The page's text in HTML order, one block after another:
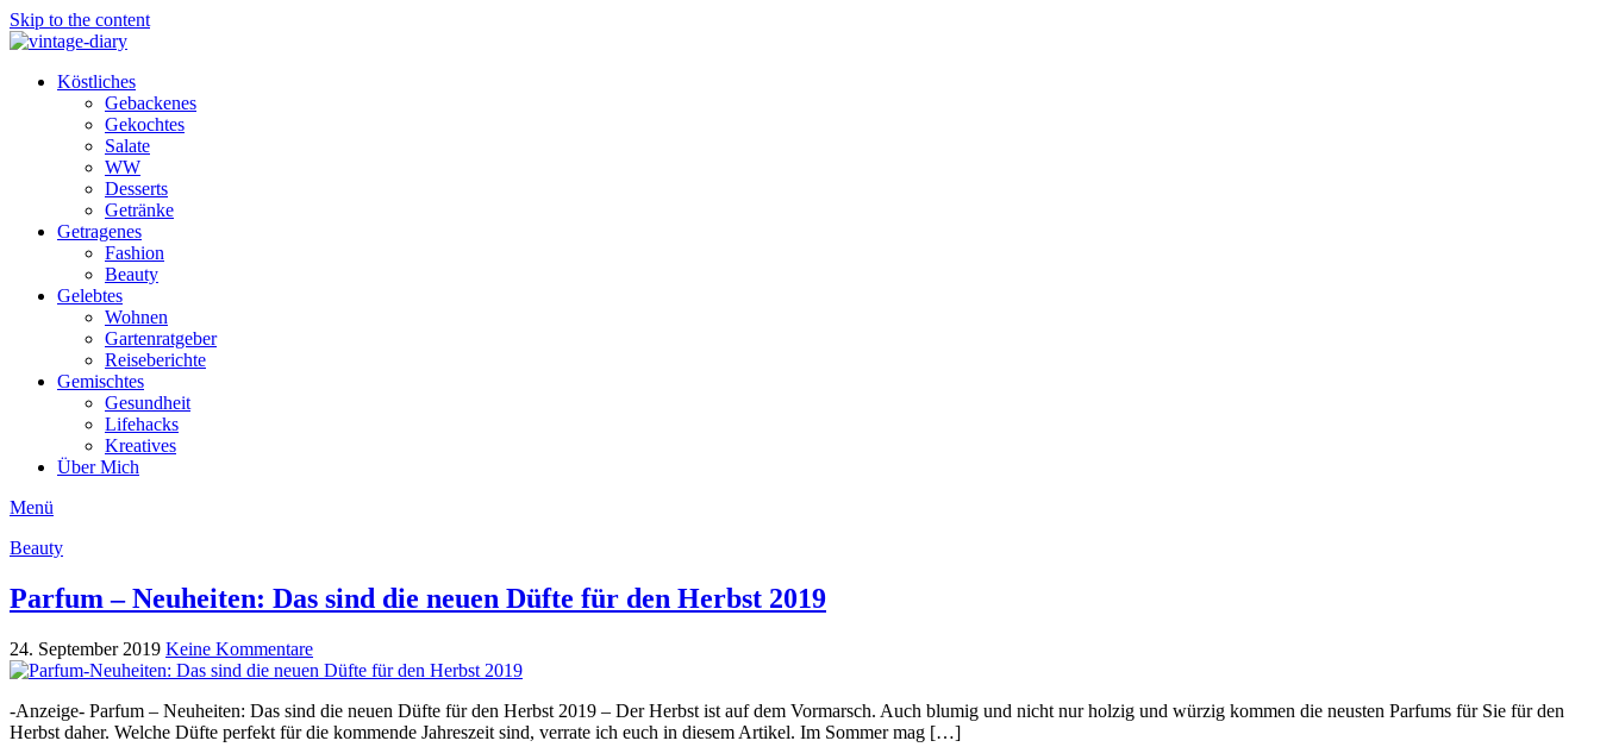
Skip to the content
Köstliches
Gebackenes
Gekochtes
Salate
WW
Desserts
Getränke
Getragenes
Fashion
Beauty
Gelebtes
Wohnen
Gartenratgeber
Reiseberichte
Gemischtes
Gesundheit
Lifehacks
Kreatives
Über Mich
Menü
Beauty
Parfum – Neuheiten: Das sind die neuen Düfte für den Herbst 2019
24. September 2019 Keine Kommentare
-Anzeige- Parfum – Neuheiten: Das sind die neuen Düfte für den Herbst 2019 – Der Herbst ist auf dem Vormarsch. Auch blumig und nicht nur holzig und würzig kommen die neusten Parfums für Sie für den
Herbst daher. Welche Düfte perfekt für die kommende Jahreszeit sind, verrate ich euch in diesem Artikel. Im Sommer mag […]